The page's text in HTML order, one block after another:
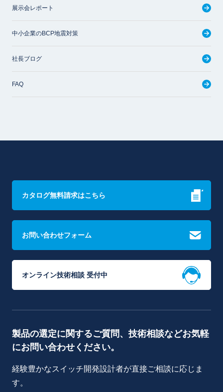
展示会レポート
中小企業のBCP地震対策
社長ブログ
FAQ
カタログ無料請求はこちら
お問い合わせフォーム
オンライン技術相談 受付中
製品の選定に関するご質問、技術相談などお気軽
にお問い合わせください。
経験豊かなスイッチ開発設計者が直接ご相談に応じま
す。